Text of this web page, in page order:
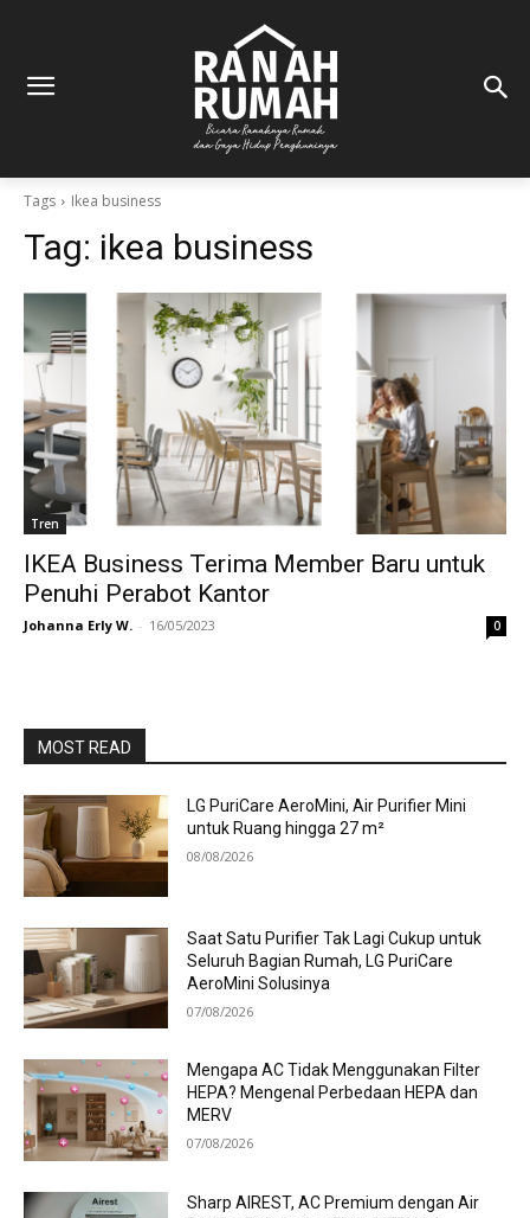
Tags Ikea business
Tag: ikea business
Tren
IKEA Business Terima Member Baru untuk
Penuhi Perabot Kantor
Johanna Erly W. - 16/05/2023 0
MOST READ
LG PuriCare AeroMini, Air Purifier Mini
untuk Ruang hingga 27 m²
08/08/2026
Saat Satu Purifier Tak Lagi Cukup untuk
Seluruh Bagian Rumah, LG PuriCare
AeroMini Solusinya
07/08/2026
Mengapa AC Tidak Menggunakan Filter
HEPA? Mengenal Perbedaan HEPA dan
MERV
07/08/2026
Sharp AIREST, AC Premium dengan Air